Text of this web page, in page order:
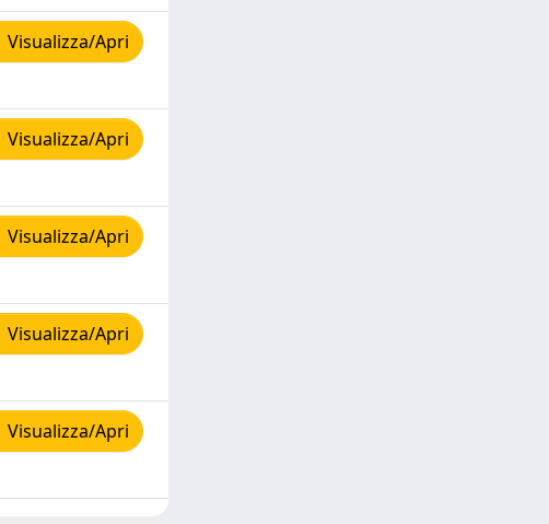
Visualizza/Apri
Visualizza/Apri
Visualizza/Apri
Visualizza/Apri
Visualizza/Apri